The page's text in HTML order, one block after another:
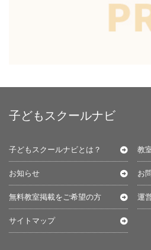
子どもスクールナビ
子どもスクールナビとは？ 教
お知らせ お
無料教室掲載をご希望の方 運
サイトマップ